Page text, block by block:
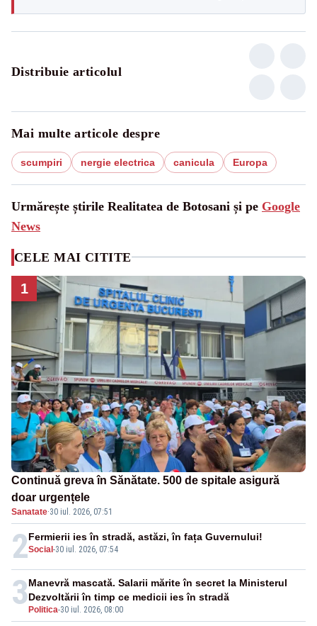
Distribuie articolul
Mai multe articole despre
scumpiri nergie electrica canicula Europa
Urmărește știrile Realitatea de Botosani și pe Google
News
CELE MAI CITITE
1
Continuă greva în Sănătate. 500 de spitale asigură
doar urgențele
Sanatate·30 iul. 2026, 07:51
2Social -30 iul. 2026, 07:54
Fermierii ies în stradă, astăzi, în fața Guvernului!
3 Politica-30 iul. 2026, 08:00
Manevră mascată. Salarii mărite în secret la Ministerul
Dezvoltării în timp ce medicii ies în stradă